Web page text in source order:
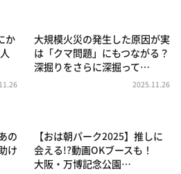
ブ 正義のミカタ
か
大規模火災の発生した原因が実
は「クマ問題」にもつながる？
深掘りをさらに深掘って…
2025.11.26
の
け
【おは朝パーク2025】推しに
会える!?動画OKブースも！
大阪・万博記念公園…